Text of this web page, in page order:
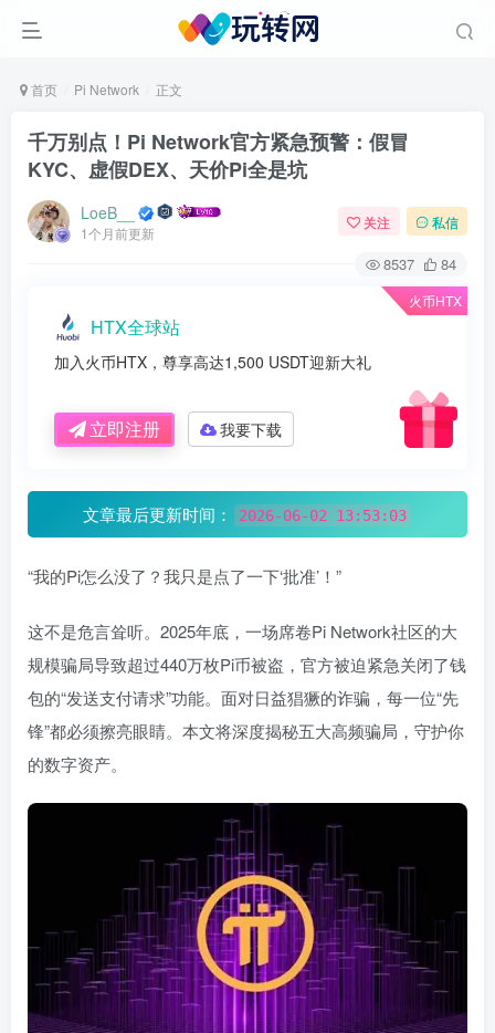
首页 Pi Network 正文
千万别点！Pi Network官方紧急预警：假冒
KYC、虚假DEX、天价Pi全是坑
LoeB__
1个月前更新
关注 私信
8537 84
火币HTX
HTX全球站
加入火币HTX，尊享高达1,500 USDT迎新大礼
立即注册 我要下载
文章最后更新时间： 2026-06-02 13:53:03
“我的Pi怎么没了？我只是点了一下‘批准’！”
这不是危言耸听。2025年底，一场席卷Pi Network社区的大
规模骗局导致超过440万枚Pi币被盗，官方被迫紧急关闭了钱
包的“发送支付请求”功能。面对日益猖獗的诈骗，每一位“先
锋”都必须擦亮眼睛。本文将深度揭秘五大高频骗局，守护你
的数字资产。